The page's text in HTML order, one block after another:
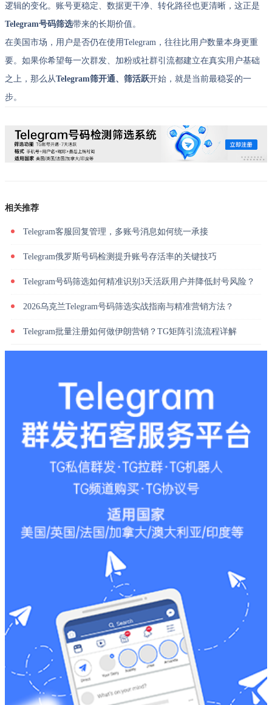
逻辑的变化。账号更稳定、数据更干净、转化路径也更清晰，这正是
Telegram号码筛选带来的长期价值。
在美国市场，用户是否仍在使用Telegram，往往比用户数量本身更重
要。如果你希望每一次群发、加粉或社群引流都建立在真实用户基础
之上，那么从Telegram筛开通、筛活跃开始，就是当前最稳妥的一
步。
相关推荐
Telegram客服回复管理，多账号消息如何统一承接
Telegram俄罗斯号码检测提升账号存活率的关键技巧
Telegram号码筛选如何精准识别3天活跃用户并降低封号风险？
2026乌克兰Telegram号码筛选实战指南与精准营销方法？
Telegram批量注册如何做伊朗营销？TG矩阵引流流程详解